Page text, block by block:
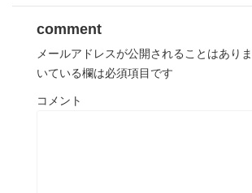
comment
メールアドレスが公開されることはありま
いている欄は必須項目です
コメント